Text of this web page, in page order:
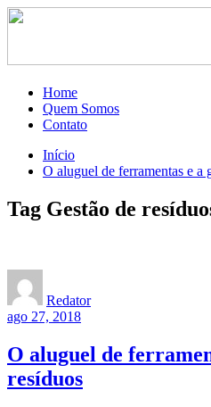
Home
Quem Somos
Contato
Início
O aluguel de ferramentas e a
Tag Gestão de
Redator
ago 27, 2018
O aluguel de
resíduos